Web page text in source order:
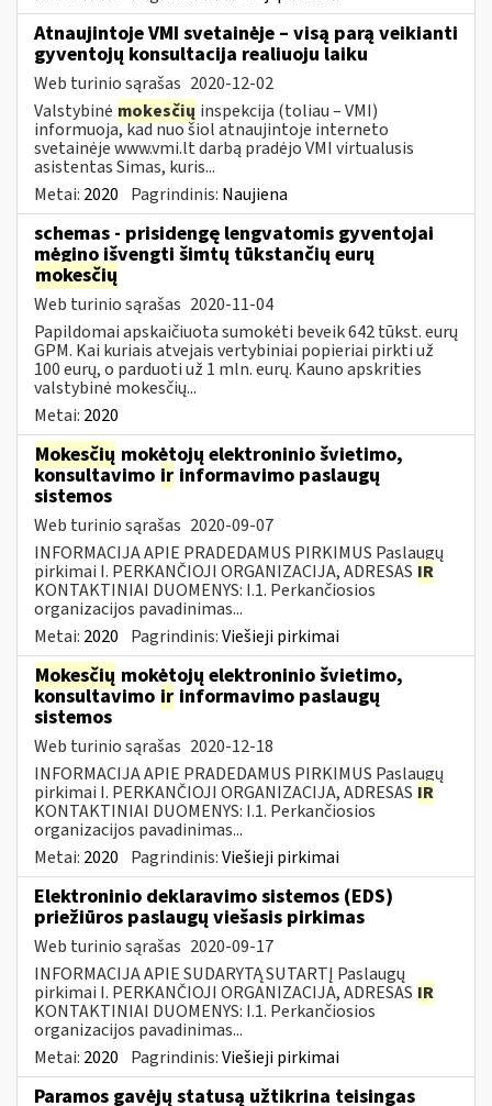
Atnaujintoje VMI svetainėje – visą parą veikianti
gyventojų konsultacija realiuoju laiku
Web turinio sąrašas 2020-12-02
Valstybinė mokesčių inspekcija (toliau – VMI)
informuoja, kad nuo šiol atnaujintoje interneto
svetainėje www.vmi.lt darbą pradėjo VMI virtualusis
asistentas Simas, kuris...
Metai: 2020 Pagrindinis: Naujiena
schemas - prisidengę lengvatomis gyventojai
mėgino išvengti šimtų tūkstančių eurų
mokesčių
Web turinio sąrašas 2020-11-04
Papildomai apskaičiuota sumokėti beveik 642 tūkst. eurų
GPM. Kai kuriais atvejais vertybiniai popieriai pirkti už
100 eurų, o parduoti už 1 mln. eurų. Kauno apskrities
valstybinė mokesčių...
Metai: 2020
Mokesčių mokėtojų elektroninio švietimo,
konsultavimo ir informavimo paslaugų
sistemos
Web turinio sąrašas 2020-09-07
INFORMACIJA APIE PRADEDAMUS PIRKIMUS Paslaugų
pirkimai I. PERKANČIOJI ORGANIZACIJA, ADRESAS IR
KONTAKTINIAI DUOMENYS: I.1. Perkančiosios
organizacijos pavadinimas...
Metai: 2020 Pagrindinis:Viešieji pirkimai
Mokesčių mokėtojų elektroninio švietimo,
konsultavimo ir informavimo paslaugų
sistemos
Web turinio sąrašas 2020-12-18
INFORMACIJA APIE PRADEDAMUS PIRKIMUS Paslaugų
pirkimai I. PERKANČIOJI ORGANIZACIJA, ADRESAS IR
KONTAKTINIAI DUOMENYS: I.1. Perkančiosios
organizacijos pavadinimas...
Metai: 2020 Pagrindinis:Viešieji pirkimai
Elektroninio deklaravimo sistemos (EDS)
priežiūros paslaugų viešasis pirkimas
Web turinio sąrašas 2020-09-17
INFORMACIJA APIE SUDARYTĄ SUTARTĮ Paslaugų
pirkimai I. PERKANČIOJI ORGANIZACIJA, ADRESAS IR
KONTAKTINIAI DUOMENYS: I.1. Perkančiosios
organizacijos pavadinimas...
Metai: 2020 Pagrindinis:Viešieji pirkimai
Paramos gavėjų statusą užtikrina teisingas